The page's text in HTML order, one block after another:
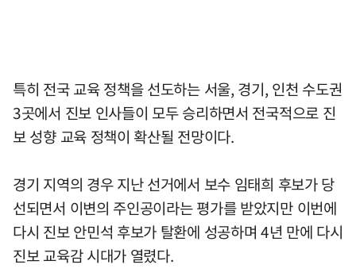
특히 전국 교육 정책을 선도하는 서울, 경기, 인천 수도권
3곳에서 진보 인사들이 모두 승리하면서 전국적으로 진
보 성향 교육 정책이 확산될 전망이다.
경기 지역의 경우 지난 선거에서 보수 임태희 후보가 당
선되면서 이변의 주인공이라는 평가를 받았지만 이번에
다시 진보 안민석 후보가 탈환에 성공하며 4년 만에 다시
진보 교육감 시대가 열렸다.